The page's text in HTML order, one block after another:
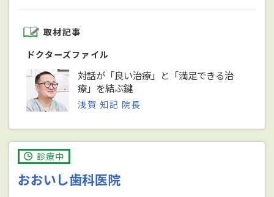
取材記事
ドクターズファイル
対話が「良い治療」と「満足できる治
療」を結ぶ鍵
浅賀 知記 院長
診療中
おおいし歯科医院